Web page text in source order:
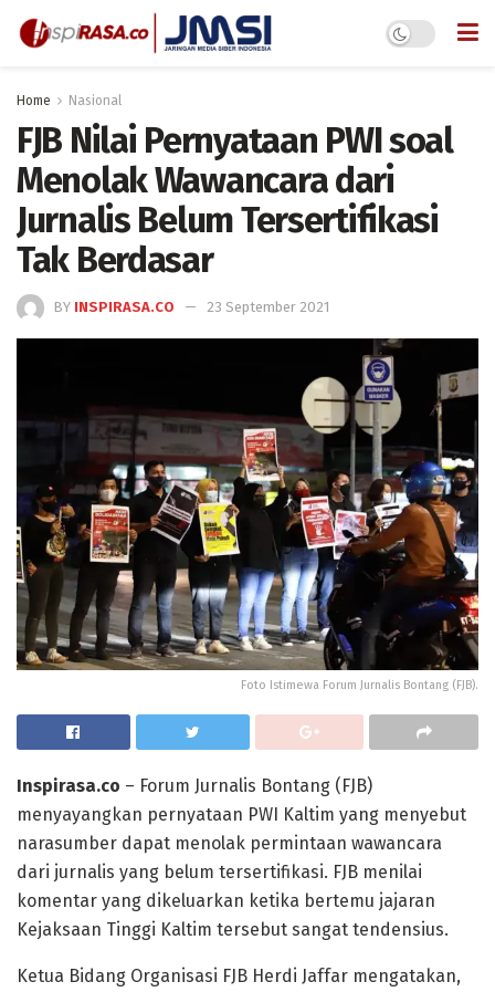
Home Nasional
FJB Nilai Pernyataan PWI soal
Menolak Wawancara dari
Jurnalis Belum Tersertifikasi
Tak Berdasar
BY INSPIRASA.CO 23 September 2021
Foto Istimewa Forum Jurnalis Bontang (FJB).
Inspirasa.co – Forum Jurnalis Bontang (FJB)
menyayangkan pernyataan PWI Kaltim yang menyebut
narasumber dapat menolak permintaan wawancara
dari jurnalis yang belum tersertifikasi. FJB menilai
komentar yang dikeluarkan ketika bertemu jajaran
Kejaksaan Tinggi Kaltim tersebut sangat tendensius.
Ketua Bidang Organisasi FJB Herdi Jaffar mengatakan,